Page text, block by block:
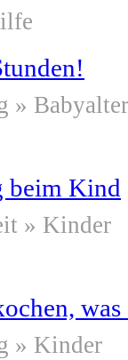
» Babyalter
beim Kind
» Kinder
» Kinder